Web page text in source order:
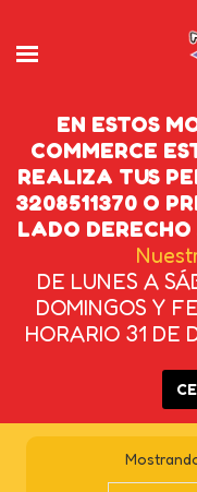
INICIO /
HACER
EN ESTOS
COMMERCE
REALIZA TUS
3208511370 O
LADO
DE LUNES A
DOMINGOS Y
HORARIO 31 DE